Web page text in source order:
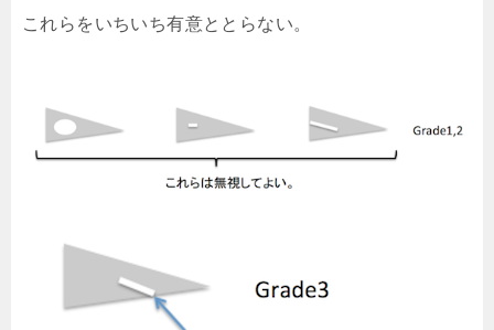
これらをいちいち有意ととらない。